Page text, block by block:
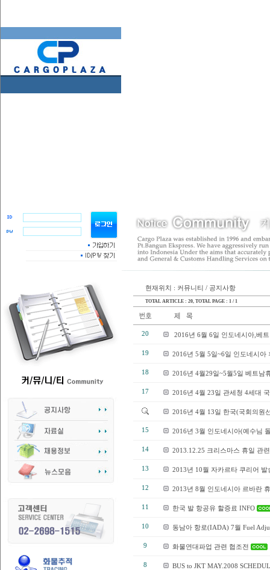
현재위치 : 커뮤니티 / 공지사항
TOTAL ARTICLE : 20 , TOTAL PAGE : 1 / 1
20 2016년 6월 6일 인도네시아,베
19 2016년 5월 5일~6일 인도네시아
18 2016년 4월29일~5월5일 베트남
17 2016년 4월 23일 관세청 4세대
2016년 4월 13일 한국(국회의원
15 2016년 3월 인도네시아(예수님
14 2013.12.25 크리스마스 휴일 관
13 2013년 10월 자카르타 쿠리어
12 2013년 8월 인도네시아 르바란
11 한국 발 항공유 할증료 INFO
10 동남아 항로(IADA) 7월 Fuel
9 화물연대파업 관련 협조전
8 BUS to JKT MAY.2008